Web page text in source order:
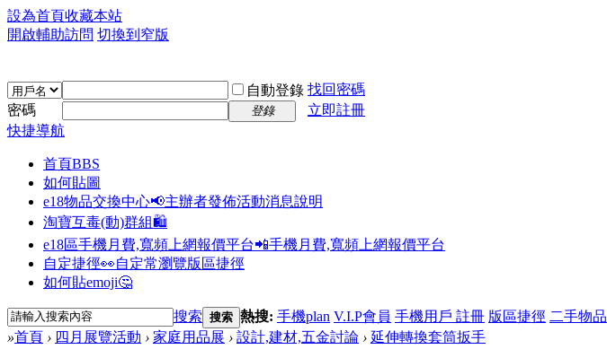
設為首頁收藏本站
開啟輔助訪問 切換到窄版
自動登錄 找回密碼
密碼
登錄
立即註冊
快捷導航
首頁BBS
如何貼圖
e18物品交換中心📢主辦者發佈活動消息說明
淘寶互毒(動)群組🛍️
e18區手機月費,寬頻上網報價平台📲手機月費,寬頻上網報價平台
自定捷徑👀自定常瀏覽版區捷徑
如何貼emoji🤔
搜索 搜索 熱搜: 手機plan V.I.P會員 手機用戶 註冊 版區捷徑 二手物品
»首頁 › 四月展覽活動 › 家庭用品展 › 設計,建材,五金討論 › 延伸轉換套筒扳手